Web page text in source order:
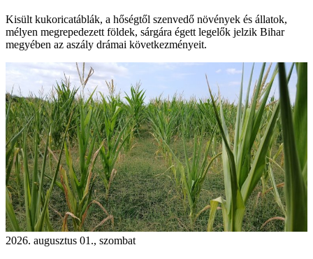
Kisült kukoricatáblák, a hőségtől szenvedő növények és állatok,
mélyen megrepedezett földek, sárgára égett legelők jelzik Bihar
megyében az aszály drámai következményeit.
2026. augusztus 01., szombat